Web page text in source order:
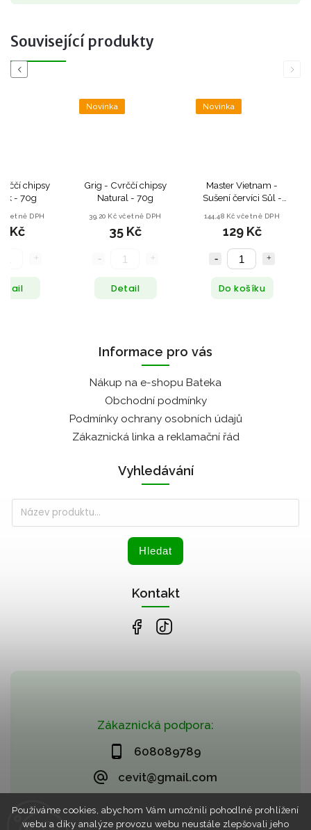
Používáme cookies, abychom Vám umožnili pohodlné prohlížení
webu a díky analýze provozu webu neustále zlepšovali jeho
Související produkty
Previous
chipsy
- 70g
včetně DPH
Kč
Novinka
Grig - Cvrččí chipsy
Natural - 70g
39,20 Kč včetně DPH
35 Kč
Detail
Novinka
Master Vietnam -
Sušení červíci Sůl -
144,48 Kč včetně DPH
129 Kč
Do košíku
Next
Zákaznická podpora:
608089789
cevit@gmail.com
Informace pro vás
Nákup na e-shopu Bateka
Obchodní podmínky
Podmínky ochrany osobních údajů
Zákaznická linka a reklamační řád
Vyhledávání
Hledat
Kontakt